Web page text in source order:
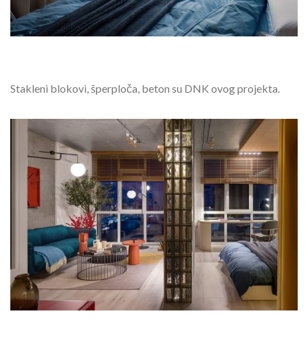
Stakleni blokovi, šperploča, beton su DNK ovog projekta.